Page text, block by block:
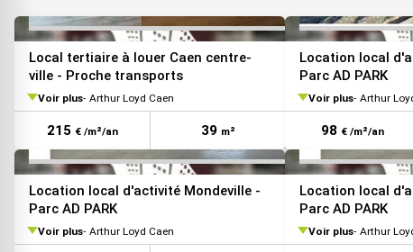
Local tertiaire à louer Caen centre-
ville - Proche transports
Voir plus Arthur Loyd Caen
215 € /m²/an 39 m²
Location local
Parc AD PARK
Voir plus Arthur
98 € /m²/an
VOIR TOUTES LES PHOTOS
Location local d'activité Mondeville -
Parc AD PARK
Voir plus Arthur Loyd Caen
Location local
Parc AD PARK
Voir plus Arthur
VOIR TOUTES LES PHOTOS